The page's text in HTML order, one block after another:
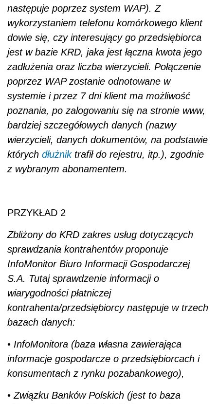
następuje poprzez system WAP). Z
wykorzystaniem telefonu komórkowego klient
dowie się, czy interesujący go przedsiębiorca
jest w bazie KRD, jaka jest łączna kwota jego
zadłużenia oraz liczba wierzycieli. Połączenie
poprzez WAP zostanie odnotowane w
systemie i przez 7 dni klient ma możliwość
poznania, po zalogowaniu się na stronie www,
bardziej szczegółowych danych (nazwy
wierzycieli, danych dokumentów, na podstawie
których dłużniktrafił do rejestru, itp.), zgodnie
z wybranym abonamentem.
PRZYKŁAD 2
Zbliżony do KRD zakres usług dotyczących
sprawdzania kontrahentów proponuje
InfoMonitor Biuro Informacji Gospodarczej
S.A. Tutaj sprawdzenie informacji o
wiarygodności płatniczej
kontrahenta/przedsiębiorcy następuje w trzech
bazach danych:
• InfoMonitora (baza własna zawierająca
informacje gospodarcze o przedsiębiorcach i
konsumentach z rynku pozabankowego),
• Związku Banków Polskich (jest to baza